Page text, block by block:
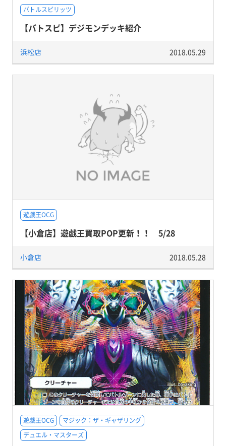
バトルスピリッツ
【バトスピ】デジモンデッキ紹介
浜松店 2018.05.29
遊戯王OCG
【小倉店】遊戯王買取POP更新！！ 5/28
小倉店 2018.05.28
遊戯王OCG
マジック：ザ・ギャザリング
デュエル・マスターズ